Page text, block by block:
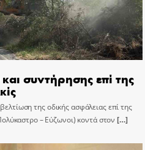
συντήρησης επί της
της οδικής ασφάλειας επί της
– Εύζωνοι) κοντά στον […]